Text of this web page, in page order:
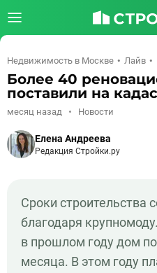
Недвижимость в Москве Лайв
Более 40
поставили на
месяц назад Новости
Елена Андреева
Редакция Стройки.ру
Сроки строительства
благодаря
в прошлом году дом
месяца. В этом году